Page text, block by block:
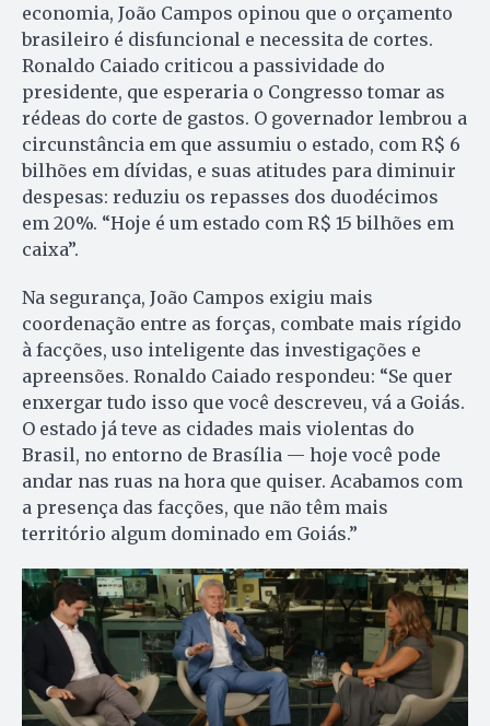
economia, João Campos opinou que o orçamento
brasileiro é disfuncional e necessita de cortes.
Ronaldo Caiado criticou a passividade do
presidente, que esperaria o Congresso tomar as
rédeas do corte de gastos. O governador lembrou a
circunstância em que assumiu o estado, com R$ 6
bilhões em dívidas, e suas atitudes para diminuir
despesas: reduziu os repasses dos duodécimos
em 20%. “Hoje é um estado com R$ 15 bilhões em
caixa”.
Na segurança, João Campos exigiu mais
coordenação entre as forças, combate mais rígido
à facções, uso inteligente das investigações e
apreensões. Ronaldo Caiado respondeu: “Se quer
enxergar tudo isso que você descreveu, vá a Goiás.
O estado já teve as cidades mais violentas do
Brasil, no entorno de Brasília — hoje você pode
andar nas ruas na hora que quiser. Acabamos com
a presença das facções, que não têm mais
território algum dominado em Goiás.”